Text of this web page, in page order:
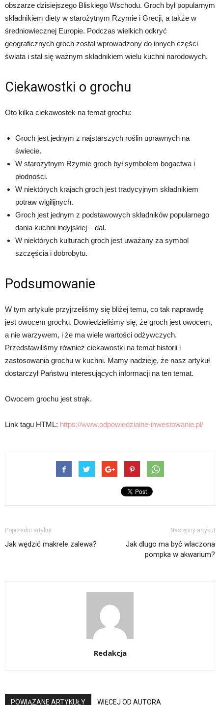
obszarze dzisiejszego Bliskiego Wschodu. Groch był popularnym
składnikiem diety w starożytnym Rzymie i Grecji, a także w
średniowiecznej Europie. Podczas wielkich odkryć
geograficznych groch został wprowadzony do innych części
świata i stał się ważnym składnikiem wielu kuchni narodowych.
Ciekawostki o grochu
Oto kilka ciekawostek na temat grochu:
Groch jest jednym z najstarszych roślin uprawnych na
świecie.
W starożytnym Rzymie groch był symbolem bogactwa i
płodności.
W niektórych krajach groch jest tradycyjnym składnikiem
potraw wigilijnych.
Groch jest jednym z podstawowych składników popularnego
dania kuchni indyjskiej – dal.
W niektórych kulturach groch jest uważany za symbol
szczęścia i dobrobytu.
Podsumowanie
W tym artykule przyjrzeliśmy się bliżej temu, co tak naprawdę
jest owocem grochu. Dowiedzieliśmy się, że groch jest owocem,
a nie warzywem, i że ma wiele wartości odżywczych.
Przedstawiliśmy również ciekawostki na temat historii i
zastosowania grochu w kuchni. Mamy nadzieję, że nasz artykuł
dostarczył Państwu interesujących informacji na ten temat.
Owocem grochu jest strąk.
Link tagu HTML: https://www.odpowiedzialne-inwestowanie.pl/
Poprzedni artykuł
Jak wędzić makrele zalewa?
Następny artykuł
Jak dlugo ma być wlaczona
pompka w akwarium?
Redakcja
POWIĄZANE ARTYKUŁY WIĘCEJ OD AUTORA